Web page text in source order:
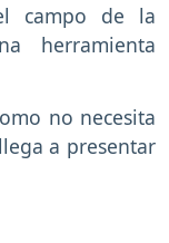
campo de la
herramienta
no necesita
a presentar